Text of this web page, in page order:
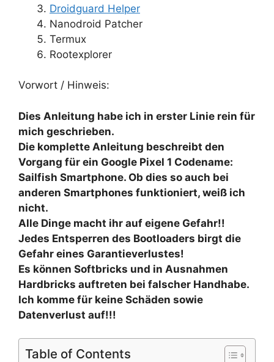
Droidguard Helper
Nanodroid Patcher
Termux
Rootexplorer
Vorwort / Hinweis:
Dies Anleitung habe ich in erster Linie rein für
mich geschrieben.
Die komplette Anleitung beschreibt den
Vorgang für ein Google Pixel 1 Codename:
Sailfish Smartphone. Ob dies so auch bei
anderen Smartphones funktioniert, weiß ich
nicht.
Alle Dinge macht ihr auf eigene Gefahr!!
Jedes Entsperren des Bootloaders birgt die
Gefahr eines Garantieverlustes!
Es können Softbricks und in Ausnahmen
Hardbricks auftreten bei falscher Handhabe.
Ich komme für keine Schäden sowie
Datenverlust auf!!!
Table of Contents